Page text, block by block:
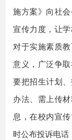
施方案》向社
宣传力度，让
对于实施素质
意义，广泛争
要把招生计划
办法、需上传
息，在校内宣
时公布投诉电话